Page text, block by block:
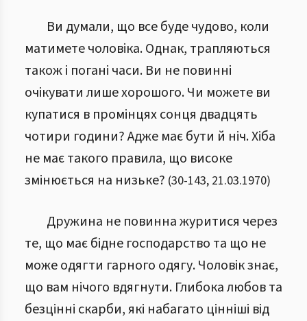
Ви думали, що все буде чудово, коли
матимете чоловіка. Однак, трапляються
також і погані часи. Ви не повинні
очікувати лише хорошого. Чи можете ви
купатися в промінцях сонця двадцять
чотири години? Адже має бути й ніч. Хіба
не має такого правила, що високе
змінюється на низьке? (30-143, 21.03.1970)
Дружина не повинна журитися через
те, що має бідне господарство та що не
може одягти гарного одягу. Чоловік знає,
що вам нічого вдягнути. Глибока любов та
безцінні скарби, які набагато цінніші від